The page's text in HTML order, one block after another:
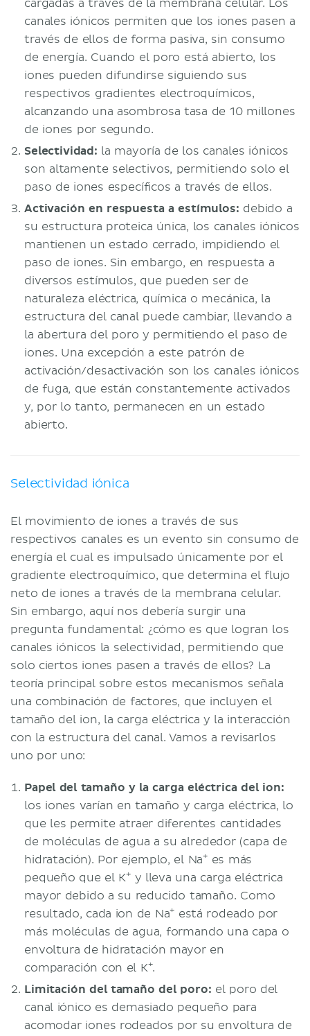
cargadas a través de la membrana celular. Los
canales iónicos permiten que los iones pasen a
través de ellos de forma pasiva, sin consumo
de energía. Cuando el poro está abierto, los
iones pueden difundirse siguiendo sus
respectivos gradientes electroquímicos,
alcanzando una asombrosa tasa de 10 millones
de iones por segundo.
Selectividad: la mayoría de los canales iónicos
son altamente selectivos, permitiendo solo el
paso de iones específicos a través de ellos.
Activación en respuesta a estímulos: debido a
su estructura proteica única, los canales iónicos
mantienen un estado cerrado, impidiendo el
paso de iones. Sin embargo, en respuesta a
diversos estímulos, que pueden ser de
naturaleza eléctrica, química o mecánica, la
estructura del canal puede cambiar, llevando a
la abertura del poro y permitiendo el paso de
iones. Una excepción a este patrón de
activación/desactivación son los canales iónicos
de fuga, que están constantemente activados
y, por lo tanto, permanecen en un estado
abierto.
Selectividad iónica
El movimiento de iones a través de sus
respectivos canales es un evento sin consumo de
energía el cual es impulsado únicamente por el
gradiente electroquímico, que determina el flujo
neto de iones a través de la membrana celular.
Sin embargo, aquí nos debería surgir una
pregunta fundamental: ¿cómo es que logran los
canales iónicos la selectividad, permitiendo que
solo ciertos iones pasen a través de ellos? La
teoría principal sobre estos mecanismos señala
una combinación de factores, que incluyen el
tamaño del ion, la carga eléctrica y la interacción
con la estructura del canal. Vamos a revisarlos
uno por uno:
Papel del tamaño y la carga eléctrica del ion:
los iones varían en tamaño y carga eléctrica, lo
que les permite atraer diferentes cantidades
de moléculas de agua a su alrededor (capa de
hidratación). Por ejemplo, el Na+ es más
pequeño que el K+ y lleva una carga eléctrica
mayor debido a su reducido tamaño. Como
resultado, cada ion de Na+ está rodeado por
más moléculas de agua, formando una capa o
envoltura de hidratación mayor en
comparación con el K+.
Limitación del tamaño del poro: el poro del
canal iónico es demasiado pequeño para
acomodar iones rodeados por su envoltura de